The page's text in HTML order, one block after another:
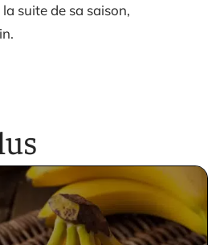
la suite de sa saison,